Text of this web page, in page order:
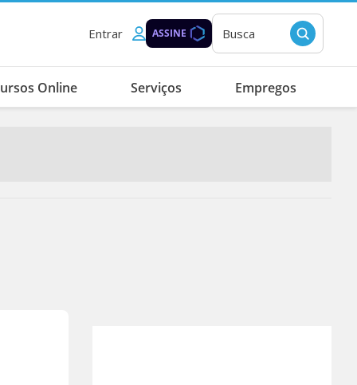
Entrar ASSINE Busca
Online Serviços Empregos